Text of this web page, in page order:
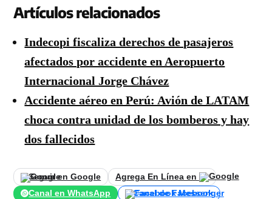
Artículos relacionados
Indecopi fiscaliza derechos de pasajeros
afectados por accidente en Aeropuerto
Internacional Jorge Chávez
Accidente aéreo en Perú: Avión de LATAM
choca contra unidad de los bomberos y hay
dos fallecidos
Seguir en Google
Agrega En Línea en
Canal en WhatsApp
Canal de Facebook